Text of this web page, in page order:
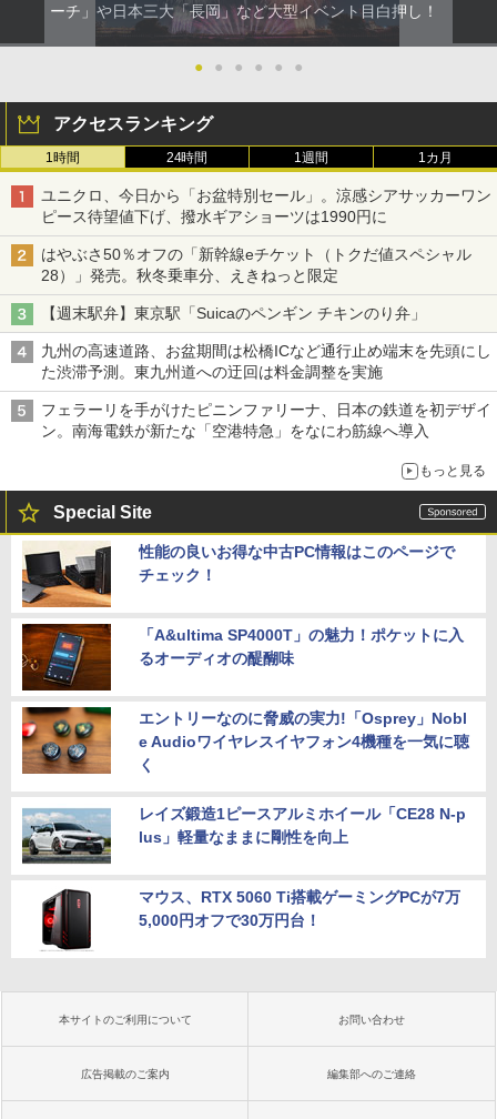
ーチ」や日本三大「長岡」など大型イベント目白押し！
● ● ● ● ● ●
アクセスランキング
1時間 24時間 1週間 1カ月
ユニクロ、今日から「お盆特別セール」。涼感シアサッカーワン
ピース待望値下げ、撥水ギアショーツは1990円に
はやぶさ50％オフの「新幹線eチケット（トクだ値スペシャル
28）」発売。秋冬乗車分、えきねっと限定
【週末駅弁】東京駅「Suicaのペンギン チキンのり弁」
九州の高速道路、お盆期間は松橋ICなど通行止め端末を先頭にし
た渋滞予測。東九州道への迂回は料金調整を実施
フェラーリを手がけたピニンファリーナ、日本の鉄道を初デザイ
ン。南海電鉄が新たな「空港特急」をなにわ筋線へ導入
もっと見る
Special Site
性能の良いお得な中古PC情報はこのページで
チェック！
「A&ultima SP4000T」の魅力！ポケットに入
るオーディオの醍醐味
エントリーなのに脅威の実力!「Osprey」Nobl
e Audioワイヤレスイヤフォン4機種を一気に聴
く
レイズ鍛造1ピースアルミホイール「CE28 N-p
lus」軽量なままに剛性を向上
マウス、RTX 5060 Ti搭載ゲーミングPCが7万
5,000円オフで30万円台！
本サイトのご利用について お問い合わせ
広告掲載のご案内 編集部へのご連絡